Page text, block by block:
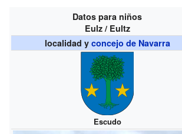
Datos para niños
Eulz / Eultz
localidad y concejo de Navarra
Escudo